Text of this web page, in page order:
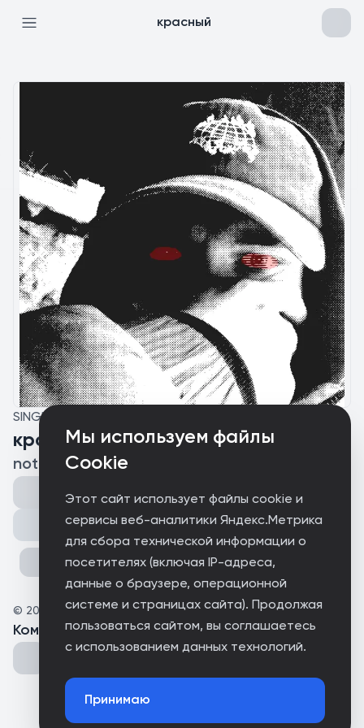
Мы используем файлы
Cookie
Этот сайт использует файлы cookie и
сервисы веб-аналитики Яндекс.Метрика
для сбора технической информации о
посетителях (включая IP-адреса,
данные о браузере, операционной
системе и страницах сайта). Продолжая
пользоваться сайтом, вы соглашаетесь
с использованием данных технологий.
Принимаю
красный
SINGLE
красный
notelessboy
Поделиться
© 2026 notelessboy
Комментарии(0 )